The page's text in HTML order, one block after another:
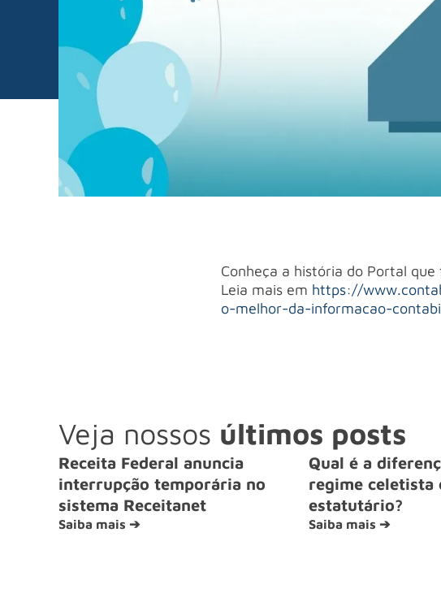
Conheça a história do Portal
Leia mais em https://
o-melhor-da-informacao-
Veja nossos últimos posts
Receita Federal anuncia
interrupção temporária no
sistema Receitanet
Saiba mais ➔
Qual é a
regime celetista
estatutário?
Saiba mais ➔